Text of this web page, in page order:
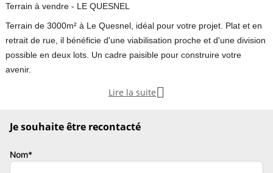
Terrain à vendre - LE QUESNEL
Terrain de 3000m² à Le Quesnel, idéal pour votre projet. Plat et en
retrait de rue, il bénéficie d'une viabilisation proche et d'une division
possible en deux lots. Un cadre paisible pour construire votre
avenir.
construction ? Ce terrain de 3000m², situé à Le Quesnel, offre un
Lire la suite
Je souhaite être recontacté
Nom*